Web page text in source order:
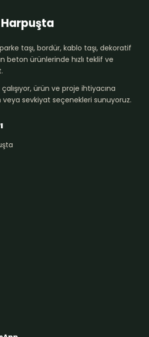
taşı, bordür, kablo taşı, dekoratif
beton ürünlerinde hızlı teklif ve
ürün ve proje ihtiyacına
sevkiyat seçenekleri sunuyoruz.